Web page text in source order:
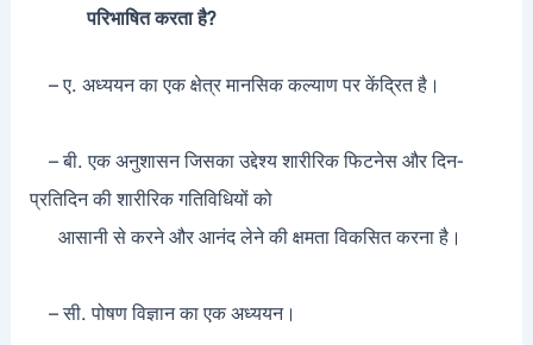
परिभाषित करता है?
– ए. अध्ययन का एक क्षेत्र मानसिक कल्याण पर केंद्रित है।
– बी. एक अनुशासन जिसका उद्देश्य शारीरिक फिटनेस और दिन-
प्रतिदिन की शारीरिक गतिविधियों को
आसानी से करने और आनंद लेने की क्षमता विकसित करना है।
– सी. पोषण विज्ञान का एक अध्ययन।